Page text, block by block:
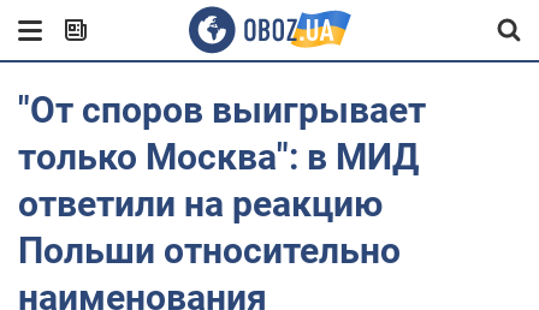
"От споров выигрывает
только Москва": в МИД
ответили на реакцию
Польши относительно
наименования